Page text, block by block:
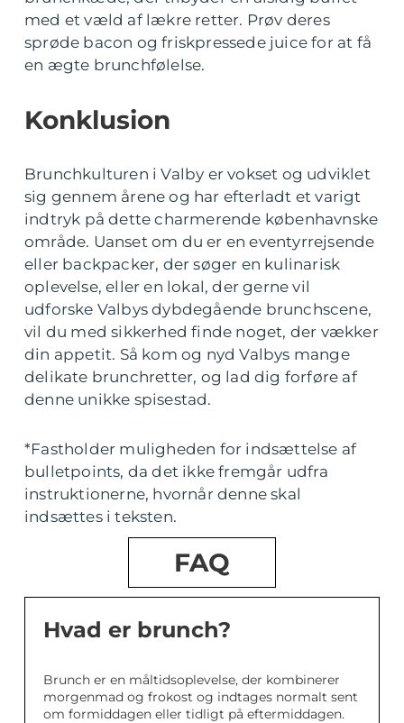
med et væld af lækre retter. Prøv deres
sprøde bacon og friskpressede juice for at få
en ægte brunchfølelse.
Konklusion
Brunchkulturen i Valby er vokset og udviklet
sig gennem årene og har efterladt et varigt
indtryk på dette charmerende københavnske
område. Uanset om du er en eventyrrejsende
eller backpacker, der søger en kulinarisk
oplevelse, eller en lokal, der gerne vil
udforske Valbys dybdegående brunchscene,
vil du med sikkerhed finde noget, der vækker
din appetit. Så kom og nyd Valbys mange
delikate brunchretter, og lad dig forføre af
denne unikke spisestad.
*Fastholder muligheden for indsættelse af
bulletpoints, da det ikke fremgår udfra
instruktionerne, hvornår denne skal
indsættes i teksten.
FAQ
Hvad er brunch?
Brunch er en måltidsoplevelse, der kombinerer
morgenmad og frokost og indtages normalt sent
om formiddagen eller tidligt på eftermiddagen.